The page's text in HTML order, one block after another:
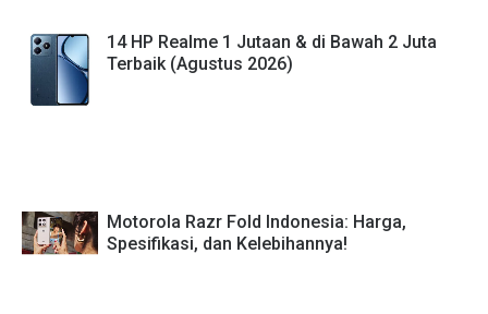
14 HP Realme 1 Jutaan & di Bawah 2 Juta
Terbaik (Agustus 2026)
Motorola Razr Fold Indonesia: Harga,
Spesifikasi, dan Kelebihannya!